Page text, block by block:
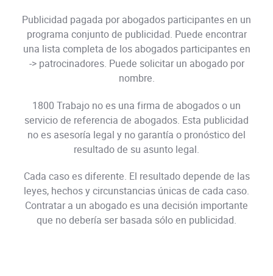
Publicidad pagada por abogados participantes en un
programa conjunto de publicidad. Puede encontrar
una lista completa de los abogados participantes en
-> patrocinadores. Puede solicitar un abogado por
nombre.
1800 Trabajo no es una firma de abogados o un
servicio de referencia de abogados. Esta publicidad
no es asesoría legal y no garantía o pronóstico del
resultado de su asunto legal.
Cada caso es diferente. El resultado depende de las
leyes, hechos y circunstancias únicas de cada caso.
Contratar a un abogado es una decisión importante
que no debería ser basada sólo en publicidad.